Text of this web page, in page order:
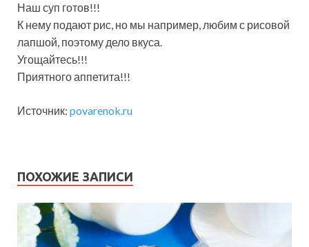
Наш суп готов!!!
К нему подают рис, но мы например, любим с рисовой
лапшой, поэтому дело вкуса.
Угощайтесь!!!
Приятного аппетита!!!
Источник: povarenok.ru
ПОХОЖИЕ ЗАПИСИ